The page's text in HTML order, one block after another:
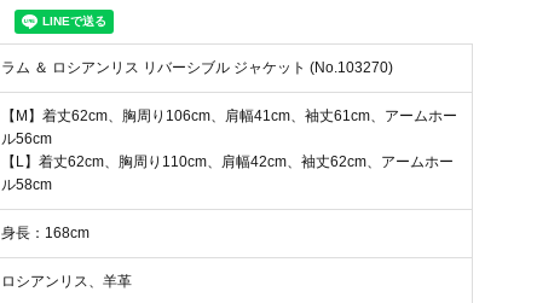
ラム ＆ ロシアンリス リバーシブル ジャケット (No.103270)
【M】着丈62cm、胸周り106cm、肩幅41cm、袖丈61cm、アームホー
ル56cm
【L】着丈62cm、胸周り110cm、肩幅42cm、袖丈62cm、アームホー
ル58cm
身長：168cm
ロシアンリス、羊革